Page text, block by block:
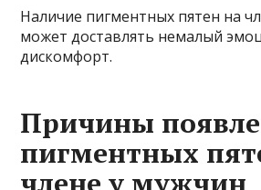
Наличие пигментных пятен на
может доставлять немалый
дискомфорт.
Причины
пигментных
члене у мужчин